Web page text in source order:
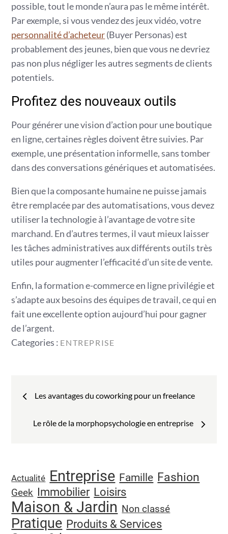
possible, tout le monde n’aura pas le même intérêt.
Par exemple, si vous vendez des jeux vidéo, votre
personnalité d’acheteur(Buyer Personas) est
probablement des jeunes, bien que vous ne devriez
pas non plus négliger les autres segments de clients
potentiels.
Profitez des nouveaux outils
Pour générer une vision d’action pour une boutique
en ligne, certaines règles doivent être suivies. Par
exemple, une présentation informelle, sans tomber
dans des conversations génériques et automatisées.
Bien que la composante humaine ne puisse jamais
être remplacée par des automatisations, vous devez
utiliser la technologie à l’avantage de votre site
marchand. En d’autres termes, il vaut mieux laisser
les tâches administratives aux différents outils très
utiles pour augmenter l’efficacité d’un site de vente.
Enfin, la formation e-commerce en ligne privilégie et
s’adapte aux besoins des équipes de travail, ce qui en
fait une excellente option aujourd’hui pour gagner
de l’argent.
Categories
Categories : ENTREPRISE
Navigation
Les avantages du coworking pour un freelance
Le rôle de la morphopsychologie en entreprise
Actualité Entreprise Famille Fashion
Geek Immobilier Loisirs
Maison & Jardin Non classé
Pratique Produits & Services